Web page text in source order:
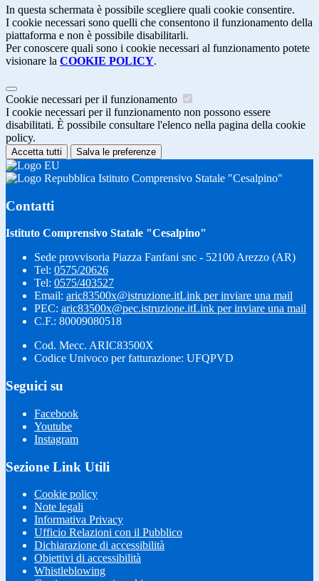
In questa schermata è possibile scegliere quali cookie consentire.
I cookie necessari sono quelli che consentono il funzionamento della
piattaforma e non è possibile disabilitarli.
Per conoscere quali sono i cookie necessari al funzionamento potete
visionare la COOKIE POLICY.
Cookie necessari per il funzionamento
I cookie necessari per il funzionamento non possono essere
disabilitati. È possibile consultare l'elenco nella pagina della cookie
policy.
Accetta tutti Salva le preferenze
Istituto Comprensivo Statale "Cesalpino"
Contatti
Istituto Comprensivo Statale "Cesalpino"
Sede provvisoria Piazza Fanfani snc - 52100 Arezzo (AR)
Tel: 0575/20626
Tel: 0575/403527
Email: aric83500x@istruzione.itLink per inviare una mail
PEC: aric83500x@pec.istruzione.itLink per inviare una mail
C.F.: 80009080518
Cod. Mecc. ARIC83500X
Codice Univoco per fatturazione: UFQPVD
Seguici su
Facebook
Youtube
Instagram
Sezione Link Utili
Cookie policy
Note legali
Informativa Privacy
Ufficio Relazioni con il Pubblico
Dichiarazione di accessibilità
Obiettivi di accessibilità
Whistleblowing